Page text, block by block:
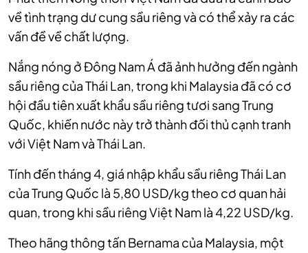
về tình trạng dư cung sầu riêng và có thể xảy ra các
vấn đề về chất lượng.
Nắng nóng ở Đông Nam Á đã ảnh hưởng đến ngành
sầu riêng của Thái Lan, trong khi Malaysia đã có cơ
hội đầu tiên xuất khẩu sầu riêng tươi sang Trung
Quốc, khiến nước này trở thành đối thủ cạnh tranh
với Việt Nam và Thái Lan.
Tính đến tháng 4, giá nhập khẩu sầu riêng Thái Lan
của Trung Quốc là 5,80 USD/kg theo cơ quan hải
quan, trong khi sầu riêng Việt Nam là 4,22 USD/kg.
Theo hãng thông tấn Bernama của Malaysia, một